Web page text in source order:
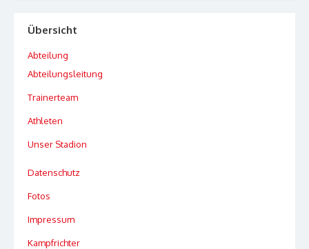
Übersicht
Abteilung
Abteilungsleitung
Trainerteam
Athleten
Unser Stadion
Datenschutz
Fotos
Impressum
Kampfrichter